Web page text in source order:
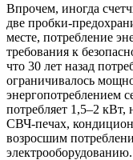
Впрочем, иногда
две пробки-
месте, потребление
требования к
что 30 лет назад
ограничивалось
энергопотреблением
потребляет 1,5–2
СВЧ-печах,
возросшим
электрооборудованию.